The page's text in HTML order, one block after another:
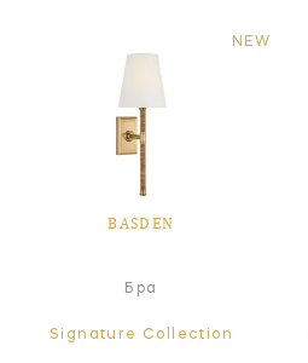
NEW
BASDEN
Бра
Signature Collection